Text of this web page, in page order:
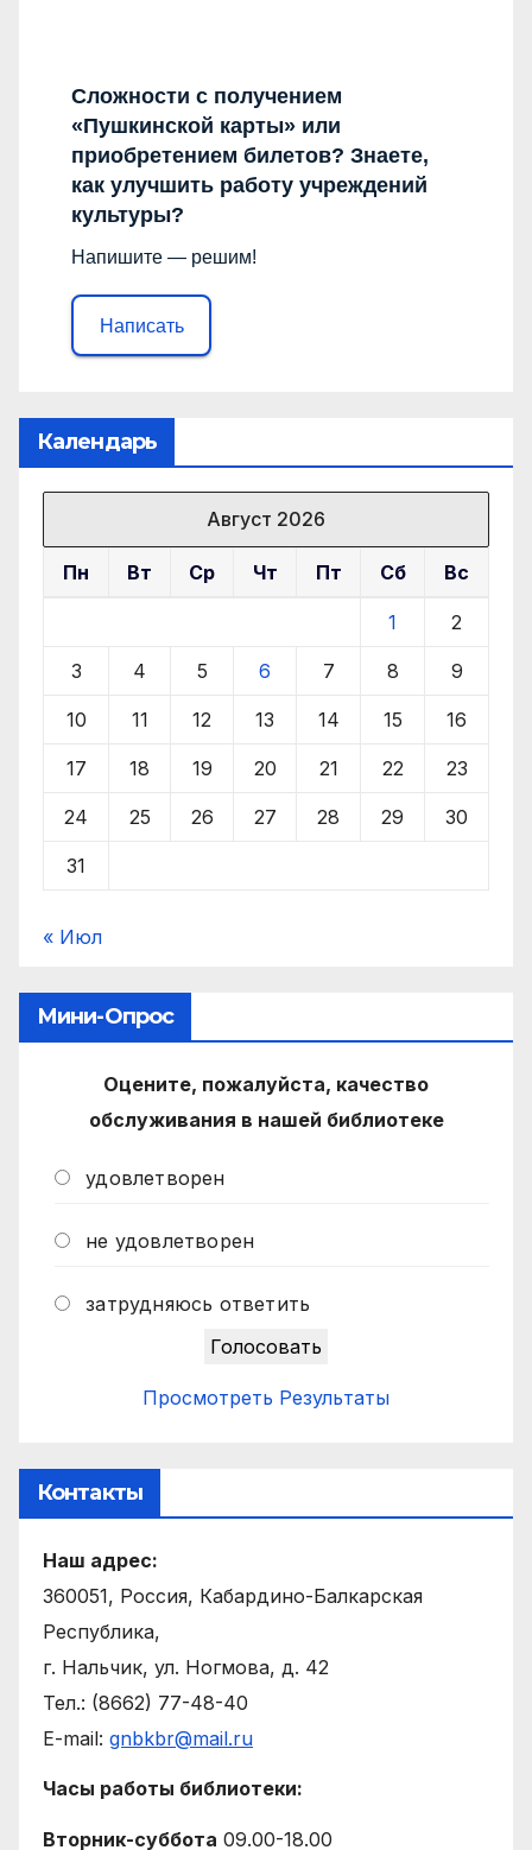
Сложности с получением
«Пушкинской карты» или
приобретением билетов? Знаете,
как улучшить работу учреждений
культуры?
Напишите — решим!
Написать
Календарь
Август 2026
Пн Вт Ср Чт Пт Сб Вс
1 2
3 4 5 6 7 8 9
10 11 12 13 14 15 16
17 18 19 20 21 22 23
24 25 26 27 28 29 30
31
« Июл
Мини-Опрос
Оцените, пожалуйста, качество
обслуживания в нашей библиотеке
удовлетворен
не удовлетворен
затрудняюсь ответить
Просмотреть Результаты
Контакты
Наш адрес:
360051, Россия, Кабардино-Балкарская
Республика,
г. Нальчик, ул. Ногмова, д. 42
Тел.: (8662) 77-48-40
E-mail: gnbkbr@mail.ru
Часы работы библиотеки:
Вторник-суббота 09.00-18.00